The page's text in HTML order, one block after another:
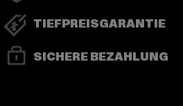
TIEFPREISGARANTIE
SICHERE BEZAHLUNG